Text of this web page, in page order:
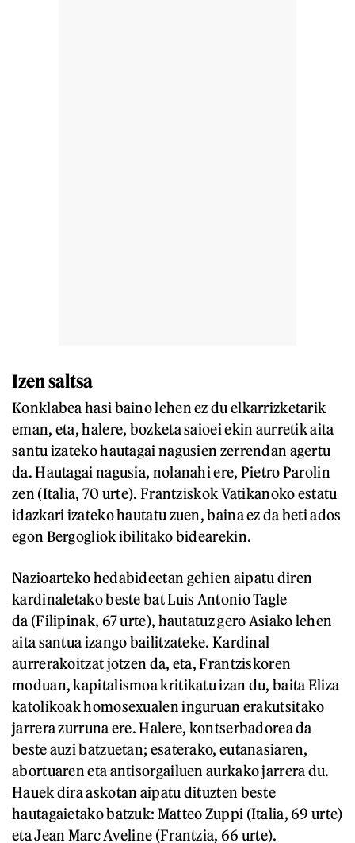
Izen saltsa
Konklabea hasi baino lehen ez du elkarrizketarik
eman, eta, halere, bozketa saioei ekin aurretik aita
santu izateko hautagai nagusien zerrendan agertu
da. Hautagai nagusia, nolanahi ere, Pietro Parolin
zen (Italia, 70 urte). Frantziskok Vatikanoko estatu
idazkari izateko hautatu zuen, baina ez da beti ados
egon Bergogliok ibilitako bidearekin.
Nazioarteko hedabideetan gehien aipatu diren
kardinaletako beste bat Luis Antonio Tagle
da (Filipinak, 67 urte), hautatuz gero Asiako lehen
aita santua izango bailitzateke. Kardinal
aurrerakoitzat jotzen da, eta, Frantziskoren
moduan, kapitalismoa kritikatu izan du, baita Eliza
katolikoak homosexualen inguruan erakutsitako
jarrera zurruna ere. Halere, kontserbadorea da
beste auzi batzuetan; esaterako, eutanasiaren,
abortuaren eta antisorgailuen aurkako jarrera du.
Hauek dira askotan aipatu dituzten beste
hautagaietako batzuk: Matteo Zuppi (Italia, 69 urte)
eta Jean Marc Aveline (Frantzia, 66 urte).